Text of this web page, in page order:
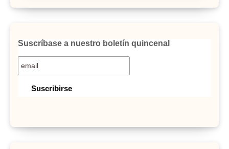
Suscríbase a nuestro boletín quincenal